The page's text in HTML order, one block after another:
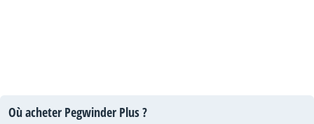
Où acheter Pegwinder Plus ?